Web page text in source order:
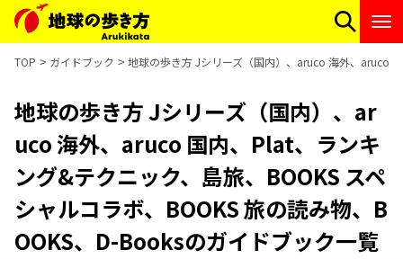
TOP ガイドブック 地球の歩き方 Jシリーズ（国内）、aruco 海外、aruco
地球の歩き方 Jシリーズ（国内）、ar
uco 海外、aruco 国内、Plat、ランキ
ング&テクニック、島旅、BOOKS スペ
シャルコラボ、BOOKS 旅の読み物、B
OOKS、D-Booksのガイドブック一覧